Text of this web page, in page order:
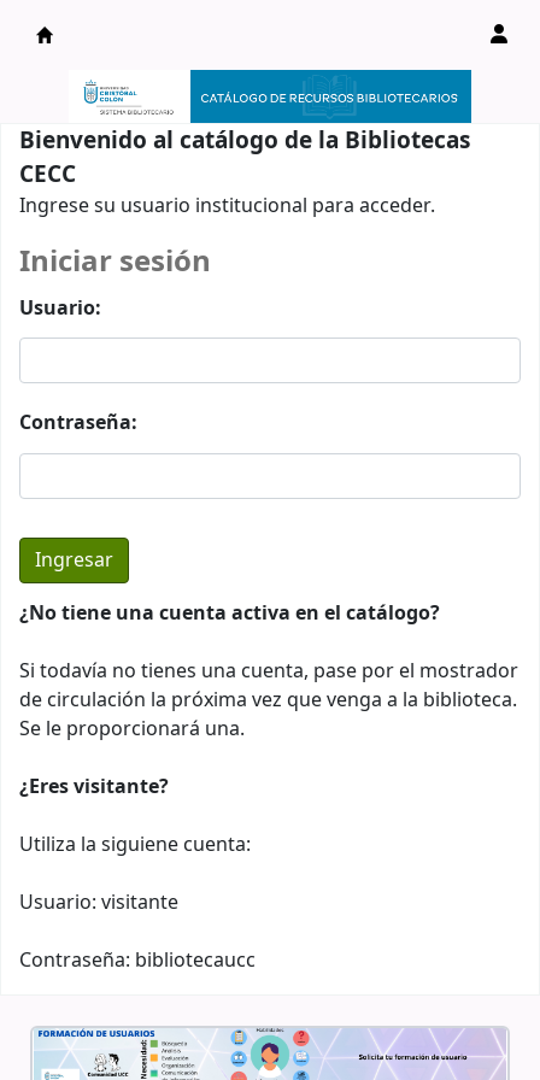
Catálogo en línea
Bienvenido al catálogo de la Bibliotecas
CECC
Ingrese su usuario institucional para acceder.
Iniciar sesión
Usuario:
Contraseña:
¿No tiene una cuenta activa en el catálogo?
Si todavía no tienes una cuenta, pase por el mostrador
de circulación la próxima vez que venga a la biblioteca.
Se le proporcionará una.
¿Eres visitante?
Utiliza la siguiene cuenta:
Usuario: visitante
Contraseña: bibliotecaucc